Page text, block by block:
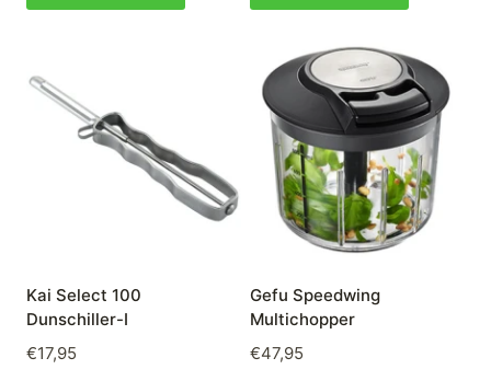
Kai Select 100
Dunschiller-I
€17,95
Gefu Speedwing
Multichopper
€47,95